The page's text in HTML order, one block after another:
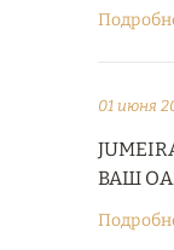
01 июня
ВАШ